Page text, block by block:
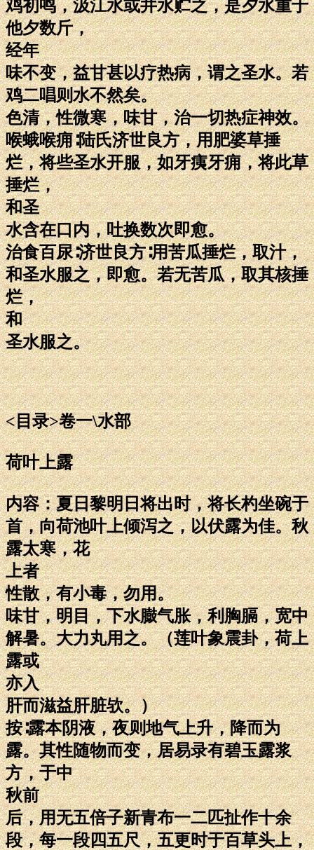
鸡初鸣，汲江水或井水贮之，是夕水重于
他夕数斤，
经年
味不变，益甘甚以疗热病，谓之圣水。若
鸡二唱则水不然矣。
色清，性微寒，味甘，治一切热症神效。
喉蛾喉痈∶陆氏济世良方，用肥婆草捶
烂，将些圣水开服，如牙痍牙痈，将此草
捶烂，
和圣
水含在口内，吐换数次即愈。
治食百尿∶济世良方∶用苦瓜捶烂，取汁，
和圣水服之，即愈。若无苦瓜，取其核捶
烂，
和
圣水服之。
<目录>卷一\水部
荷叶上露
内容：夏日黎明日将出时，将长杓坐碗于
首，向荷池叶上倾泻之，以伏露为佳。秋
露太寒，花
上者
性散，有小毒，勿用。
味甘，明目，下水臌气胀，利胸膈，宽中
解暑。大力丸用之。（莲叶象震卦，荷上
露或
亦入
肝而滋益肝脏欤。）
按∶露本阴液，夜则地气上升，降而为
露。其性随物而变，居易录有碧玉露浆
方，于中
秋前
后，用无五倍子新青布一二匹扯作十余
段，每一段四五尺，五更时于百草头上，